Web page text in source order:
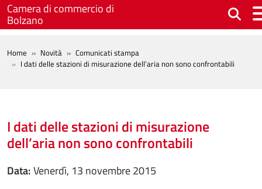
Salta al contenuto principale
Camera di commercio di
Bolzano
BREADCRUMB
Home Novità
Comunicati stampa
I dati delle stazioni di misurazione dell’aria non sono confrontabili
I dati delle stazioni di misurazione
dell’aria non sono confrontabili
Data
venerdì, 13 novembre 2015